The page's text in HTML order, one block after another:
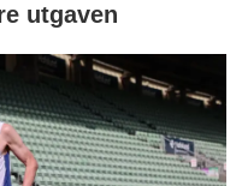
utgaven